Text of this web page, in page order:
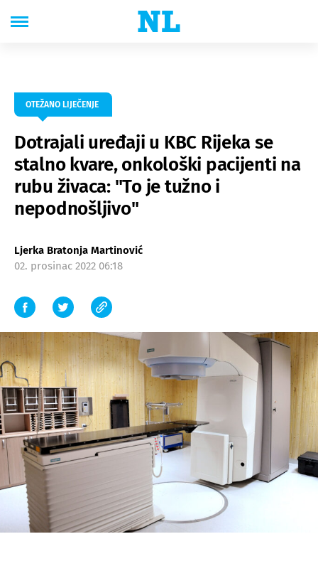
OTEŽANO LIJEČENJE
Dotrajali uređaji u KBC Rijeka se
stalno kvare, onkološki pacijenti na
rubu živaca: "To je tužno i
nepodnošljivo"
Ljerka Bratonja Martinović
02. prosinac 2022 06:18